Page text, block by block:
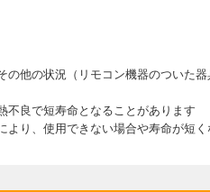
他の状況（リモコン機器のついた
良で短寿命となることがあります
り、使用できない場合や寿命が短